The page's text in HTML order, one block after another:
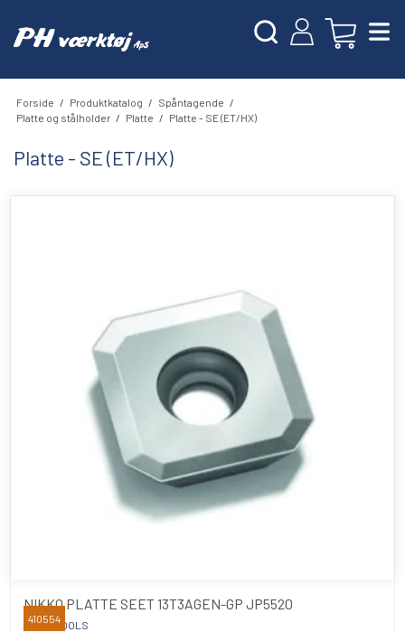
Forside / Produktkatalog / Spåntagende /
Platte og stålholder / Platte / Platte - SE (ET/HX)
Platte - SE (ET/HX)
NIKKO PLATTE SEET 13T3AGEN-GP JP5520
NIKKO TOOLS
410554